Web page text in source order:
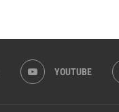
YOUTUBE